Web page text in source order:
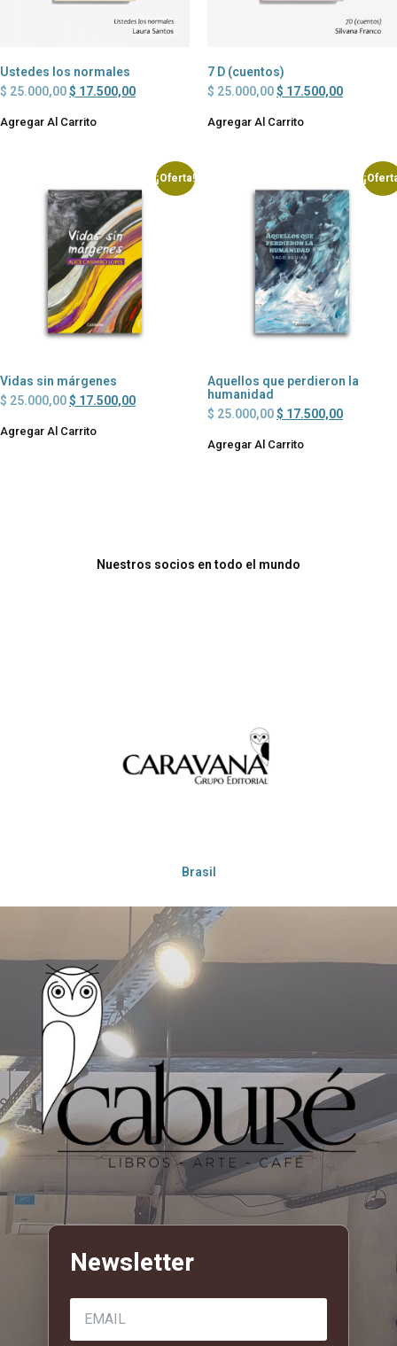
Ustedes los normales
$ 25.000,00$ 17.500,00
Agregar Al Carrito
7 D (cuentos)
$ 25.000,00$ 17.500,00
Agregar Al Carrito
¡Oferta!
Vidas sin márgenes
$ 25.000,00$ 17.500,00
Agregar Al Carrito
Aquellos que perdieron la
humanidad
$ 25.000,00$ 17.500,00
Agregar Al Carrito
Nuestros socios en todo el mundo
Brasil